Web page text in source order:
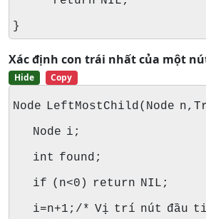
}
Xác định con trái nhất của một
Hide Copy
Node LeftMostChild(Node
Node i;
int found;
if (n<0) return NIL;
i=n+1;/* Vị trí nút đầu